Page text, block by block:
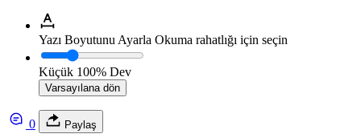
Yazı Boyutunu Ayarla Okuma rahatlığı için seçin
Küçük 100% Dev
Varsayılana dön
0 Paylaş